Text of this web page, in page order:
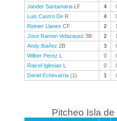
Jander Santamaria LF 4
Luis Castro De R 4
Reinier Llanes CF 2
Jose Ramon Velazquez 3B 2
Andy Ibañez 2B 3
Wilber Perez L 0
Raicel Iglesias L 0
Dariel Echevarria (1) 1
Pitcheo Isla